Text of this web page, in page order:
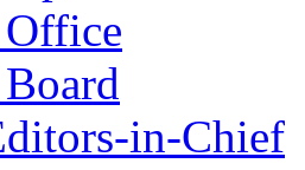
in-Chief